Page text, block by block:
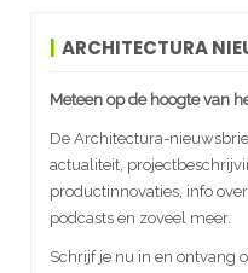
ARCHITECTURA
Meteen op de hoogte van
De Architectura-
actualiteit,
productinnovaties, info
podcasts en zoveel meer.
Schrijf je nu in en ontvang